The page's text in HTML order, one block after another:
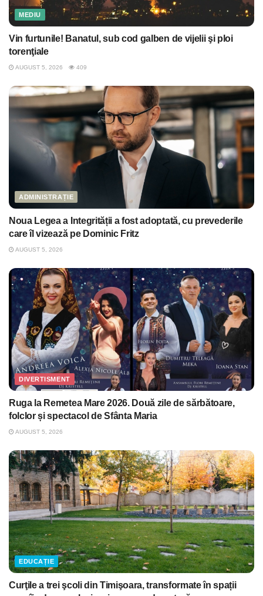
MEDIU
Vin furtunile! Banatul, sub cod galben de vijelii şi ploi
torenţiale
AUGUST 5, 2026 409
ADMINISTRAȚIE
Noua Legea a Integrității a fost adoptată, cu prevederile
care îl vizează pe Dominic Fritz
AUGUST 5, 2026
DIVERTISMENT
Ruga la Remetea Mare 2026. Două zile de sărbătoare,
folclor și spectacol de Sfânta Maria
AUGUST 5, 2026
EDUCAȚIE
Curţile a trei şcoli din Timişoara, transformate în spații